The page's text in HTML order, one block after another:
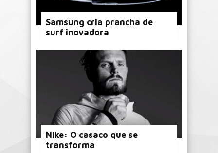
Samsung cria prancha de
surf inovadora
Nike: O casaco que se
transforma